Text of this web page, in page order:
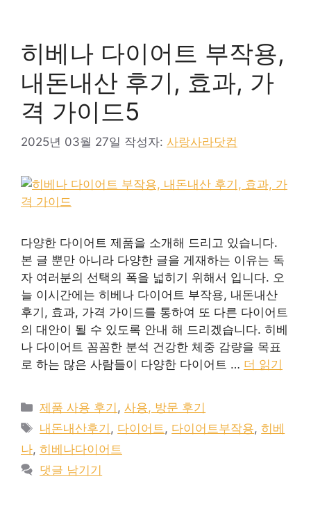
히베나 다이어트 부작용,
내돈내산 후기, 효과, 가
격 가이드5
2025년 03월 27일 작성자: 사랑사라닷컴
다양한 다이어트 제품을 소개해 드리고 있습니다.
본 글 뿐만 아니라 다양한 글을 게재하는 이유는 독
자 여러분의 선택의 폭을 넓히기 위해서 입니다. 오
늘 이시간에는 히베나 다이어트 부작용, 내돈내산
후기, 효과, 가격 가이드를 통하여 또 다른 다이어트
의 대안이 될 수 있도록 안내 해 드리겠습니다. 히베
나 다이어트 꼼꼼한 분석 건강한 체중 감량을 목표
로 하는 많은 사람들이 다양한 다이어트 … 더 읽기
카
테
리
제품 사용 후기 ,사용, 방문 후기
태
그
내돈내산후기 , 다이어트, 다이어트부작용,히베
나, 히베나다이어트
댓글 남기기